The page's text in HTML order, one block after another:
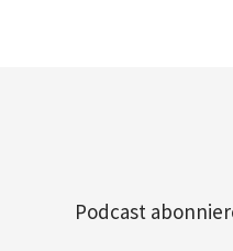
Podcast